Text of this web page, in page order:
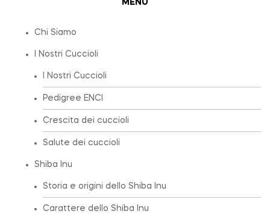
MENU
Chi Siamo
I Nostri Cuccioli
I Nostri Cuccioli
Pedigree ENCI
Crescita dei cuccioli
Salute dei cuccioli
Shiba Inu
Storia e origini dello Shiba Inu
Carattere dello Shiba Inu